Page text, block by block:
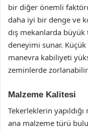
bir diğer önemli
daha iyi bir denge ve
dış mekanlarda
deneyimi sunar.
manevra kabiliyeti
zeminlerde
Malzeme Kalitesi
Tekerleklerin
ana malzeme türü